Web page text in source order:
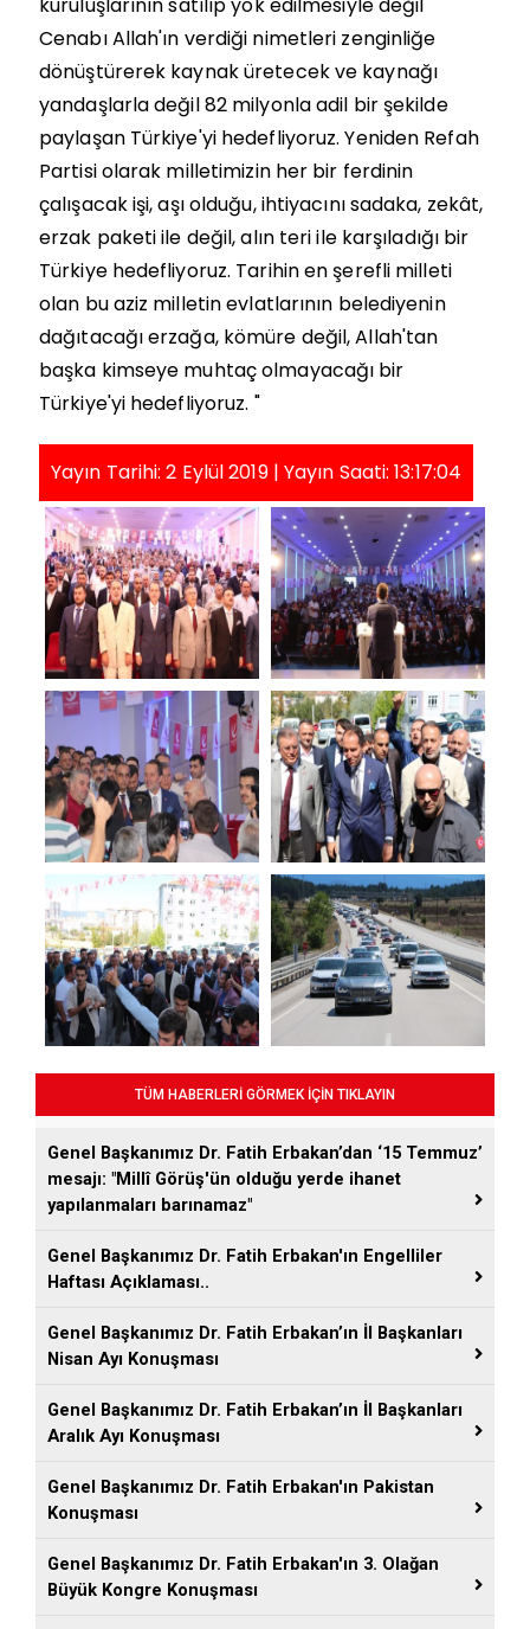
kuruluşlarının satılıp yok edilmesiyle değil
Cenabı Allah'ın verdiği nimetleri zenginliğe
dönüştürerek kaynak üretecek ve kaynağı
yandaşlarla değil 82 milyonla adil bir şekilde
paylaşan Türkiye'yi hedefliyoruz. Yeniden Refah
Partisi olarak milletimizin her bir ferdinin
çalışacak işi, aşı olduğu, ihtiyacını sadaka, zekât,
erzak paketi ile değil, alın teri ile karşıladığı bir
Türkiye hedefliyoruz. Tarihin en şerefli milleti
olan bu aziz milletin evlatlarının belediyenin
dağıtacağı erzağa, kömüre değil, Allah'tan
başka kimseye muhtaç olmayacağı bir
Türkiye'yi hedefliyoruz. "
Yayın Tarihi: 2 Eylül 2019 | Yayın Saati: 13:17:04
TÜM HABERLERİ GÖRMEK İÇİN TIKLAYIN
Genel Başkanımız Dr. Fatih Erbakan’dan ‘15 Temmuz’
mesajı: "Millî Görüş'ün olduğu yerde ihanet
yapılanmaları barınamaz"
Genel Başkanımız Dr. Fatih Erbakan'ın Engelliler
Haftası Açıklaması..
Genel Başkanımız Dr. Fatih Erbakan’ın İl Başkanları
Nisan Ayı Konuşması
Genel Başkanımız Dr. Fatih Erbakan’ın İl Başkanları
Aralık Ayı Konuşması
Genel Başkanımız Dr. Fatih Erbakan'ın Pakistan
Konuşması
Genel Başkanımız Dr. Fatih Erbakan'ın 3. Olağan
Büyük Kongre Konuşması